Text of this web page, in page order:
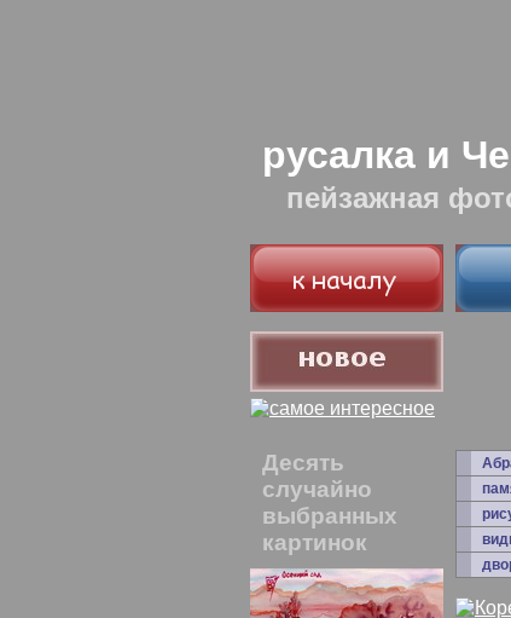
русалка и
пейзажная
Десять
случайно
выбранных
картинок